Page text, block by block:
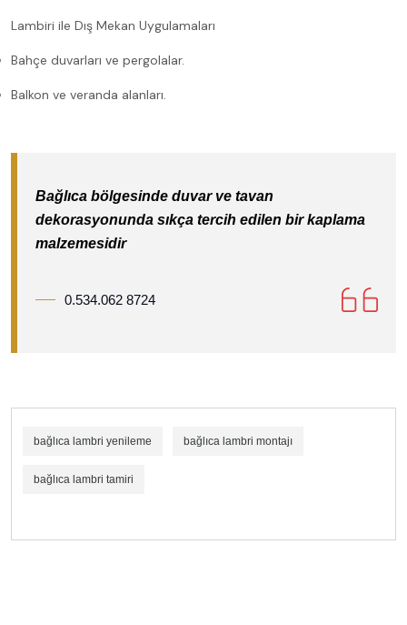
Lambiri ile Dış Mekan Uygulamaları
Bahçe duvarları ve pergolalar.
Balkon ve veranda alanları.
Bağlıca bölgesinde duvar ve tavan
dekorasyonunda sıkça tercih edilen bir kaplama
malzemesidir
0.534.062 8724
bağlıca lambri yenileme bağlıca lambri montajı
bağlıca lambri tamiri